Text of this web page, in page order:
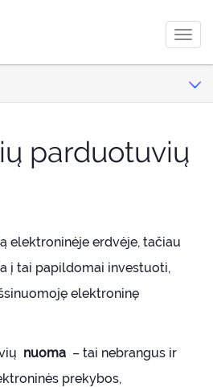
parduotuvių
elektroninėje erdvėje, tačiau
į tai papildomai investuoti,
elektroninę
nuoma – tai nebrangus ir
prekybos,